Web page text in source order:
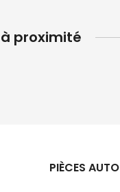
proximité
PIÈCES AUTO